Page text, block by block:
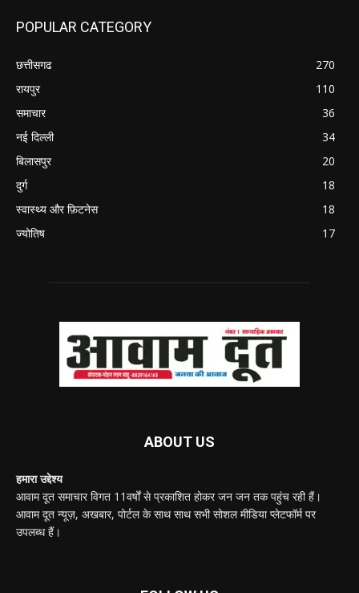
POPULAR CATEGORY
छत्तीसगढ
270
रायपुर
110
समाचार
36
नई दिल्ली
34
बिलासपुर
20
दुर्ग
18
स्वास्थ्य और फ़िटनेस
18
ज्योतिष
17
ABOUT US
हमारा उद्देश्य
आवाम दूत समाचार विगत 11वर्षों से प्रकाशित होकर जन जन तक पहुंच रही हैं।
आवाम दूत न्यूज़, अखबार, पोर्टल के साथ साथ सभी सोशल मीडिया प्लेटफॉर्म पर
उपलब्ध हैं।